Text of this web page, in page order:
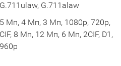
G.711ulaw, G.711alaw
5 Мп, 4 Мп, 3 Мп, 1080p, 720p,
CIF, 8 Мп, 12 Мп, 6 Мп, 2CIF, D1,
960p